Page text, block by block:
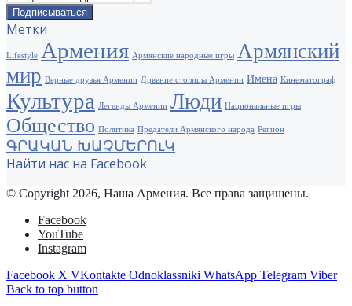
Метки
Lifestyle Армения Армянские народные игры Армянский
мир Верные друзья Армении Дрвение столицы Армении Имена Кинематограф
Культура Легенды Армении Люди Национальные игры
Общество Политика Предатели Армянского народа Регион
ԳՐԱԿԱՆ ԽԱՉՄԵՐՈւԿ
Найти нас на Facebook
© Copyright 2026, Наша Армения. Все права защищены.
Facebook
YouTube
Instagram
Facebook X VKontakte Odnoklassniki WhatsApp Telegram Viber
Back to top button